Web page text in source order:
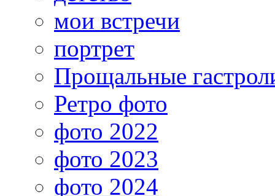
мои встречи
портрет
Прощальные
Ретро фото
фото 2022
фото 2023
фото 2024